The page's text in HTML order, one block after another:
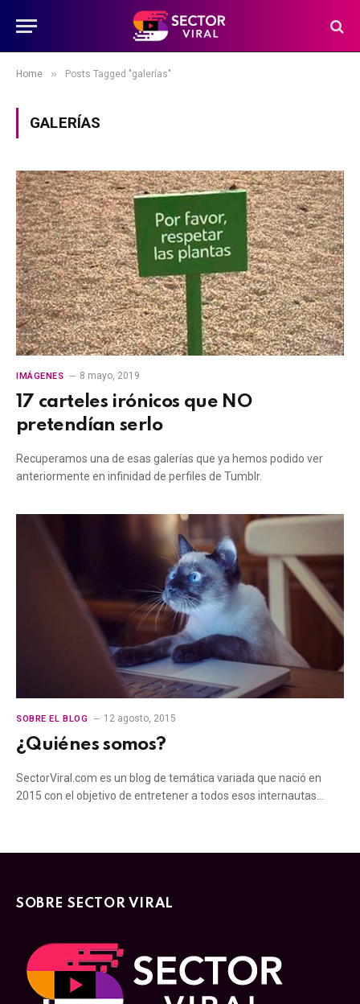
Home » Posts Tagged "galerías"
GALERÍAS
IMÁGENES 8 mayo, 2019
17 carteles irónicos que NO
pretendían serlo
Recuperamos una de esas galerías que ya hemos podido ver
anteriormente en infinidad de perfiles de Tumblr.
SOBRE EL BLOG 12 agosto, 2015
¿Quiénes somos?
SectorViral.com es un blog de temática variada que nació en
2015 con el objetivo de entretener a todos esos internautas…
SOBRE SECTOR VIRAL